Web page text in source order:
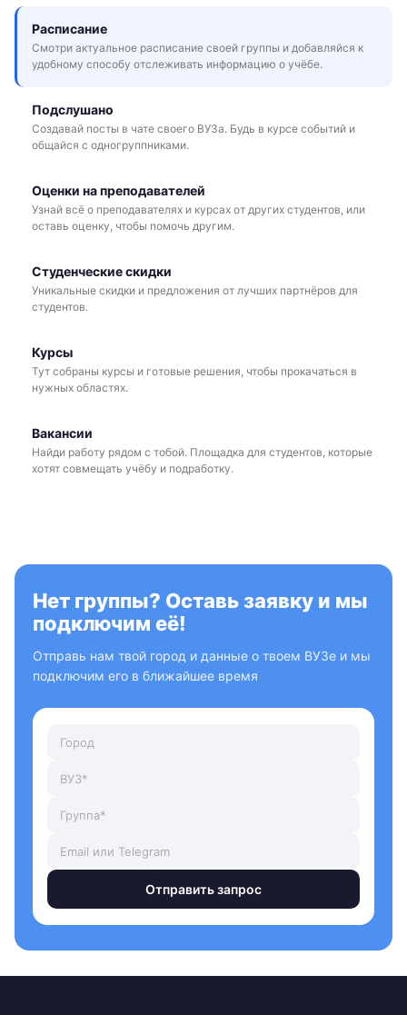
Расписание
Смотри актуальное расписание своей группы и добавляйся к
удобному способу отслеживать информацию о учёбе.
Подслушано
Создавай посты в чате своего ВУЗа. Будь в курсе событий и
общайся с одногруппниками.
Оценки на преподавателей
Узнай всё о преподавателях и курсах от других студентов, или
оставь оценку, чтобы помочь другим.
Студенческие скидки
Уникальные скидки и предложения от лучших партнёров для
студентов.
Курсы
Тут собраны курсы и готовые решения, чтобы прокачаться в
нужных областях.
Вакансии
Найди работу рядом с тобой. Площадка для студентов, которые
хотят совмещать учёбу и подработку.
Нет группы? Оставь заявку и мы
подключим её!
Отправь нам твой город и данные о твоем ВУЗе и мы
подключим его в ближайшее время
Отправить запрос